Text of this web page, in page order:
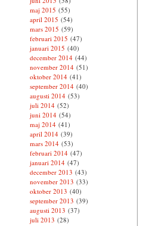
maj 2015 (55)
april 2015 (54)
mars 2015 (59)
februari 2015 (47)
januari 2015 (40)
december 2014(44)
november 2014(51)
oktober 2014(41)
september 2014(40)
augusti 2014(53)
juli 2014(52)
juni 2014(54)
maj 2014(41)
april 2014(39)
mars 2014(53)
februari 2014(47)
januari 2014(47)
december 2013 (43)
november 2013 (33)
oktober 2013 (40)
september 2013 (39)
augusti 2013 (37)
juli 2013 (28)